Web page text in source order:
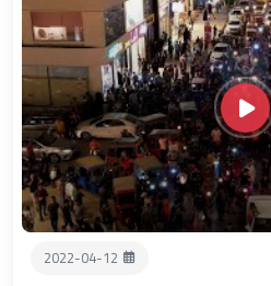
2022-04-12